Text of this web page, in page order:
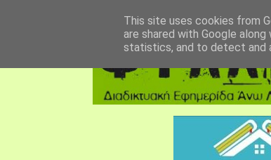
This site uses cookies from
are shared with Google
statistics, and to detect and